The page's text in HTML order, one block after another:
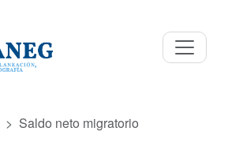
Saldo neto migratorio